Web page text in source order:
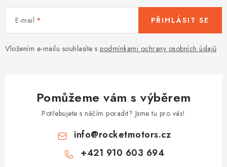
E-mail
Vložením e-mailu souhlasíte s podmínkami ochrany osobních údajů
PŘIHLÁSIT SE
Pomůžeme vám s výběrem
Potřebujete s něčím poradit? Jsme tu pro vás!
info@rocketmotors.cz
+421 910 603 694